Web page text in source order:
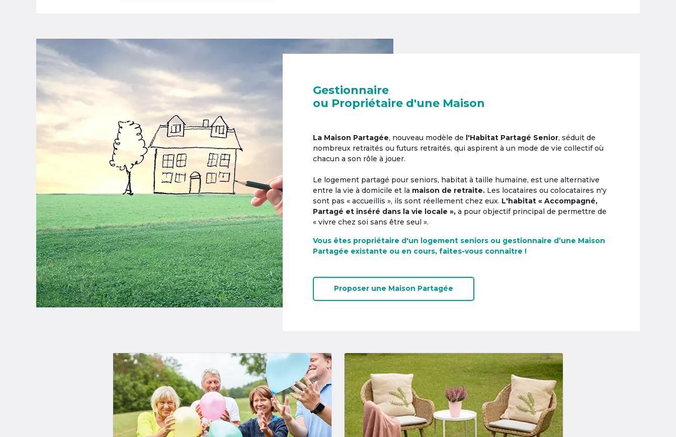
Gestionnaire
ou Propriétaire d'une Maison
La Maison Partagée, nouveau modèle de l'Habitat Partagé Senior, séduit de
nombreux retraités ou futurs retraités, qui aspirent à un mode de vie collectif où
chacun a son rôle à jouer.
Le logement partagé pour seniors, habitat à taille humaine, est une alternative
entre la vie à domicile et la maison de retraite. Les locataires ou colocataires n'y
sont pas « accueillis », ils sont réellement chez eux. L'habitat « Accompagné,
Partagé et inséré dans la vie locale », a pour objectif principal de permettre de
« vivre chez soi sans être seul ».
Vous êtes propriétaire d'un logement seniors ou gestionnaire d’une Maison
Partagée existante ou en cours, faites-vous connaître !
Proposer une Maison Partagée